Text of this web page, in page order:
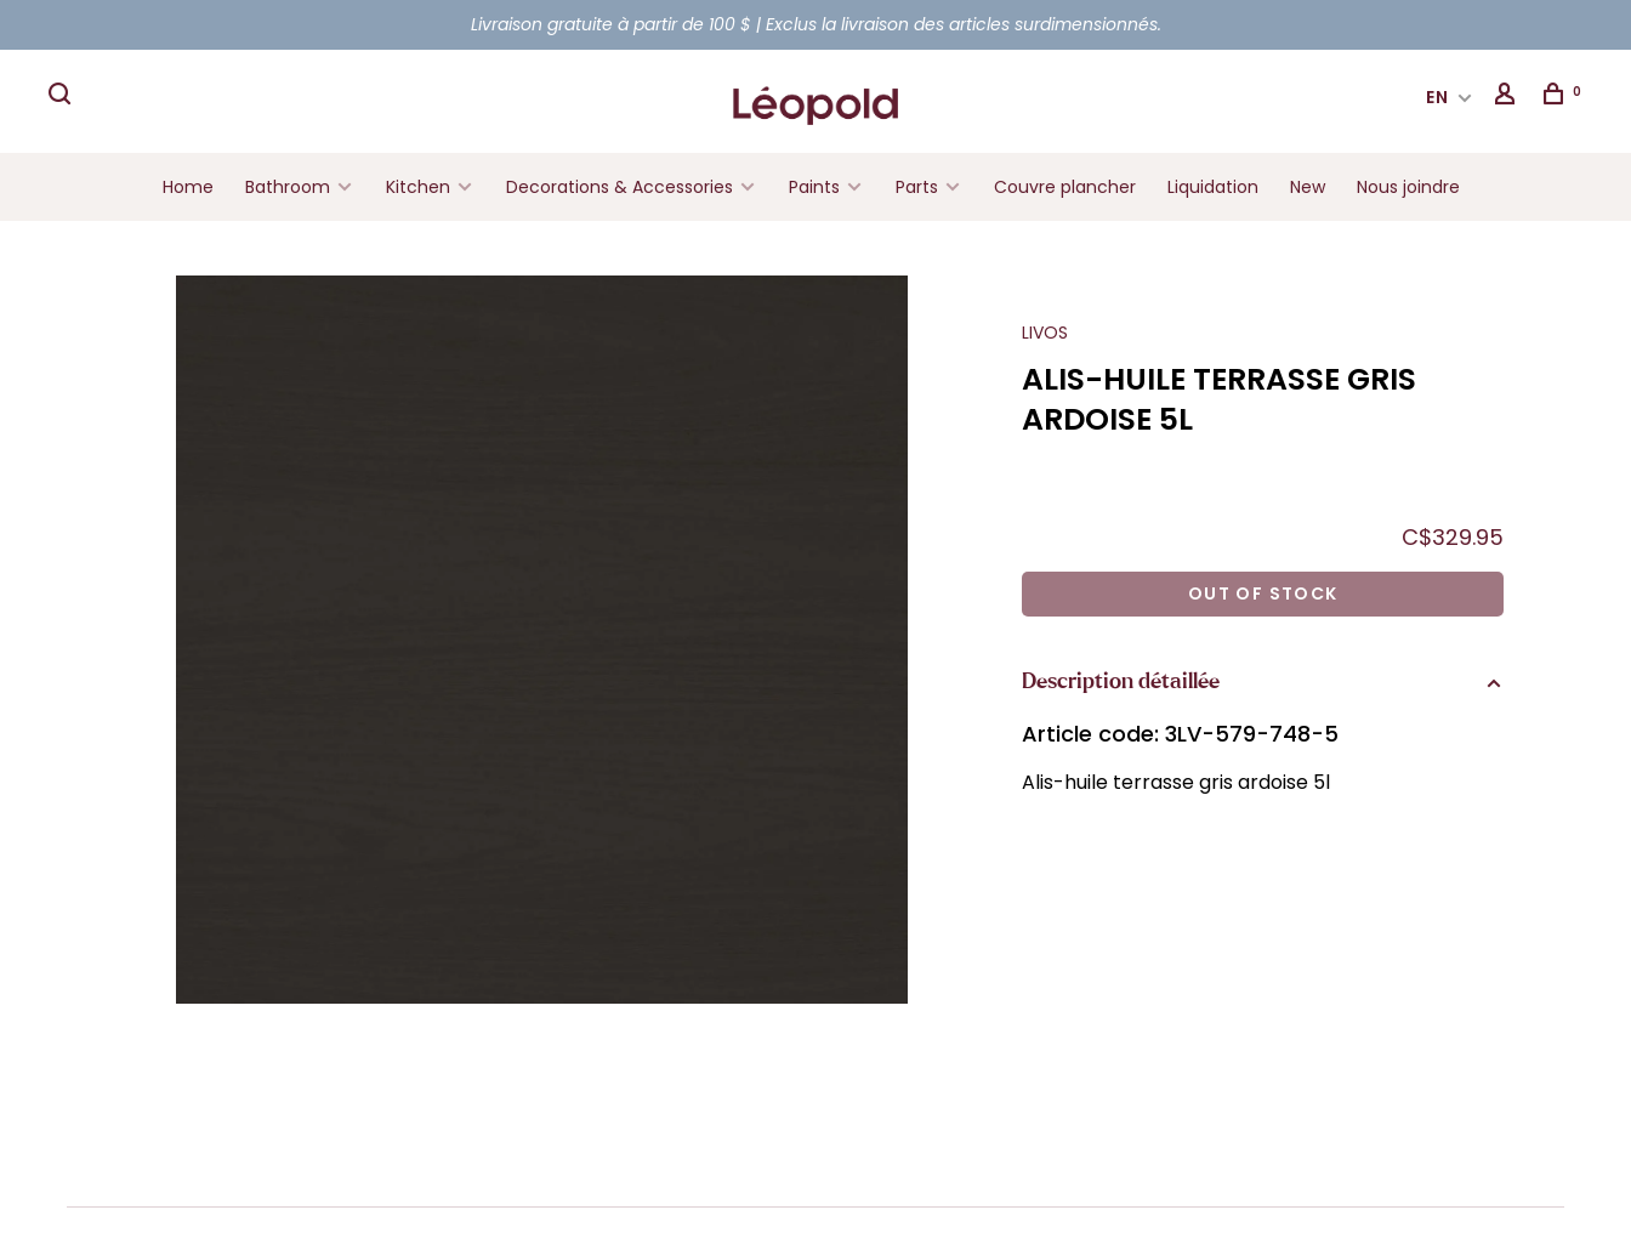
Livraison gratuite à partir de 100 $ | Exclus la livraison des articles surdimensionnés.
EN 0
Home Bathroom Kitchen Decorations & Accessories Paints Parts Couvre plancher Liquidation New Nous joindre
LIVOS
ALIS-HUILE TERRASSE GRIS
ARDOISE 5L
C$329.95
OUT OF STOCK
Description détaillée
Article code: 3LV-579-748-5
Alis-huile terrasse gris ardoise 5l